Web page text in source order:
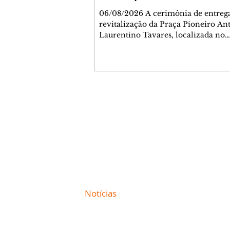
Jardim Liberdade
06/08/2026 A cerimônia de
revitalização da Praça Pioneiro
Laurentino Tavares, localizada no
Notícias